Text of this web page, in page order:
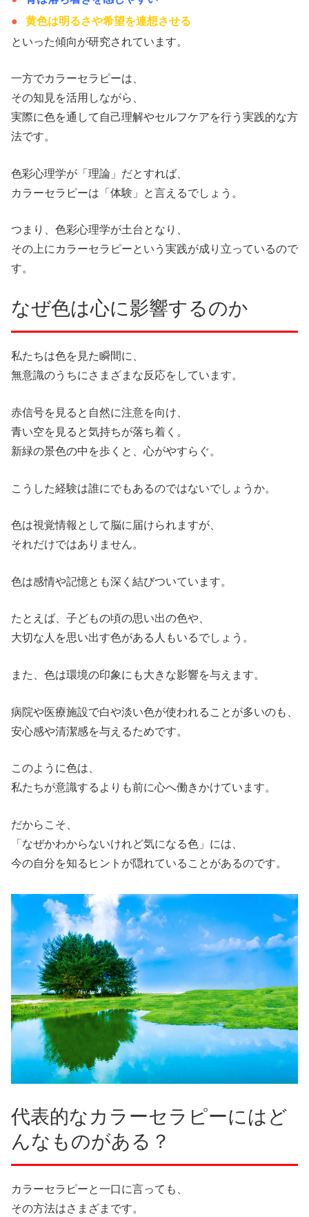
黄色は明るさや希望を連想させる
といった傾向が研究されています。
一方でカラーセラピーは、
その知見を活用しながら、
実際に色を通して自己理解やセルフケアを行う実践的な方
法です。
色彩心理学が「理論」だとすれば、
カラーセラピーは「体験」と言えるでしょう。
つまり、色彩心理学が土台となり、
その上にカラーセラピーという実践が成り立っているので
す。
なぜ色は心に影響するのか
私たちは色を見た瞬間に、
無意識のうちにさまざまな反応をしています。
赤信号を見ると自然に注意を向け、
青い空を見ると気持ちが落ち着く。
新緑の景色の中を歩くと、心がやすらぐ。
こうした経験は誰にでもあるのではないでしょうか。
色は視覚情報として脳に届けられますが、
それだけではありません。
色は感情や記憶とも深く結びついています。
たとえば、子どもの頃の思い出の色や、
大切な人を思い出す色がある人もいるでしょう。
また、色は環境の印象にも大きな影響を与えます。
病院や医療施設で白や淡い色が使われることが多いのも、
安心感や清潔感を与えるためです。
このように色は、
私たちが意識するよりも前に心へ働きかけています。
だからこそ、
「なぜかわからないけれど気になる色」には、
今の自分を知るヒントが隠れていることがあるのです。
代表的なカラーセラピーにはど
んなものがある？
カラーセラピーと一口に言っても、
その方法はさまざまです。